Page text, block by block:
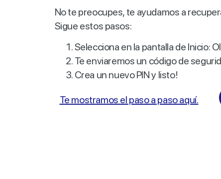
No te preocupes, te ayudamos a
Sigue estos pasos:
Selecciona en la pantalla de Inicio:
Te enviaremos un código de
Crea un nuevo PIN y listo!
Te mostramos el paso a paso aquí.